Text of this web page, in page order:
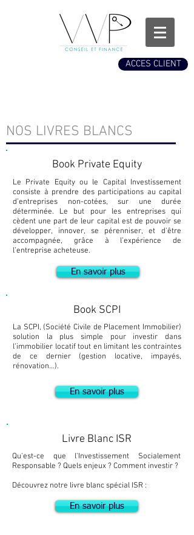
ACCES CLIENT
NOS LIVRES BLANCS
Book Private Equity
Le Private Equity ou le Capital Investissement
consiste à prendre des participations au capital
d’entreprises non-cotées, sur une durée
déterminée. Le but pour les entreprises qui
cèdent une part de leur capital est de pouvoir se
développer, innover, se pérenniser, et d’être
accompagnée, grâce à l’expérience de
l’entreprise acheteuse.
En savoir plus
Book SCPI
La SCPI, (Société Civile de Placement Immobilier)
solution la plus simple pour investir dans
l’immobilier locatif tout en limitant les contraintes
de ce dernier (gestion locative, impayés,
rénovation…).
En savoir plus
Livre Blanc ISR
Qu'est-ce que l'Investissement Socialement
Responsable ? Quels enjeux ? Comment investir ?
Découvrez notre livre blanc spécial ISR :
En savoir plus